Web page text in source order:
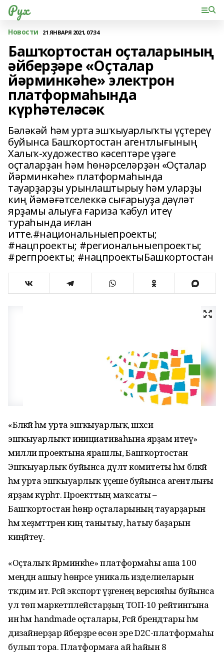
Рух
Новости 21 ЯНВАРЯ 2021, 07:34
Башҡортостан оҫталарының
әйберҙәре «Оҫталар
йәрминкәһе» электрон
платформаһында
күрһәтеләсәк
Бәләкәй һәм урта эшҡыуарлыҡты үҫтереү
буйынса Башҡортостан агентлығының
Халыҡ-художество кәсептәре үҙәге
оҫталарҙан һәм һөнәрселәрҙән «Оҫталар
йәрминкәһе» платформаһында
тауарҙарҙы урынлаштырыу һәм уларҙы
киң йәмәғәтселеккә сығарыуҙа дәүләт
ярҙамы алыуға ғариза ҡабул итеү
тураһында иғлан
итте.#национальныепроекты;
#нацпроекты; #региональныепроекты;
#регпроекты; #нацпроектыБашкортостан
«Бәләкәй һәм урта эшҡыуарлыҡ, шәхси
эшҡыуарлыҡт инициативаһына ярҙам итеү»
милли проектына ярашлы, Башҡортостан
Эшҡыуарлыҡ буйынса дәүләт комитеты һәм бәләкәй
һәм урта эшҡыуарлыҡ үҫеше буйынса агентлығы
ярҙам күрһәтә. Проекттың маҡсаты –
Башҡортостан һөнәр оҫталарының тауарҙарын
һәм хеҙмәттәрен киң танытыу, һатыу баҙарын
киңәйтеү.
«Оҫталыҡ йәрминкәһе» платформаһы аша 100
меңдән ашыу һөнәрсе уникаль изделиеларын
тәҡдим итә. Рәсәй экспорт үҙәгенең версияһы буйынса
ул төп маркетплейстарҙың ТОП-10 рейтингына
инә һәм handmade оҫталары, Рәсәй брендтары һәм
дизайнерҙар әйберҙәре өсөн эре D2C-платформаһы
булып тора. Платформаға ай һайын 8